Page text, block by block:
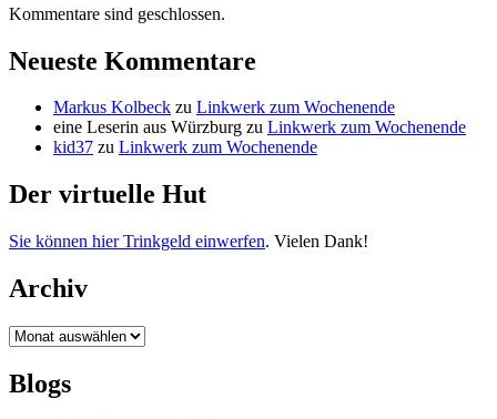
Kommentare sind geschlossen.
Neueste Kommentare
Markus Kolbeck zu Linkwerk zum Wochenende
eine Leserin aus Würzburg zu Linkwerk zum Wochenende
kid37 zu Linkwerk zum Wochenende
Der virtuelle Hut
Sie können hier Trinkgeld einwerfen. Vielen Dank!
Archiv
Archiv
Blogs